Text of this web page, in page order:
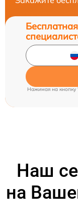
Нажимая на кнопку
Наш
на